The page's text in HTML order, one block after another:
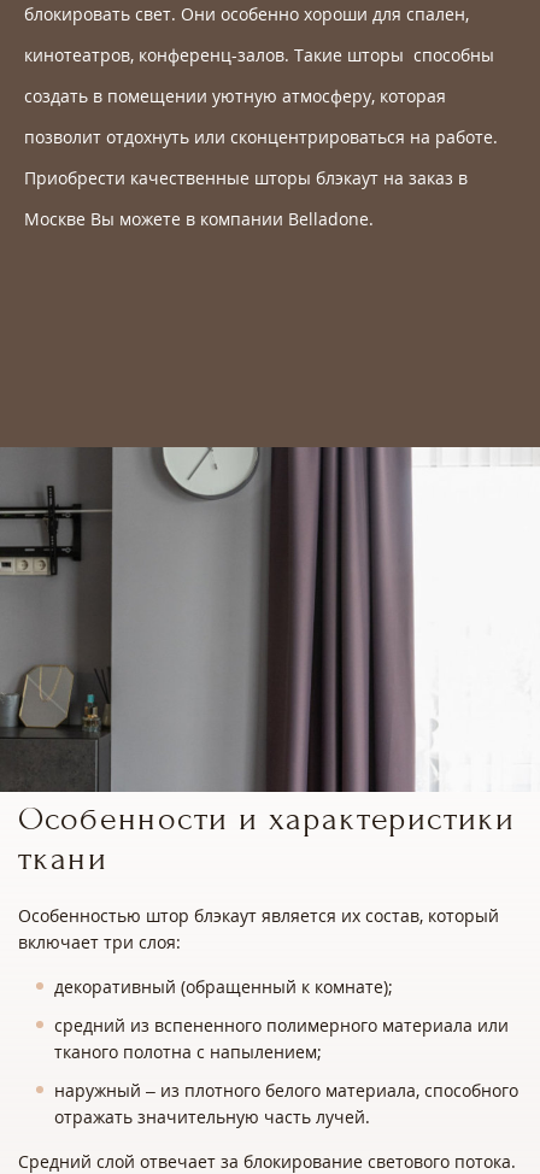
блокировать свет. Они особенно хороши для спален,
кинотеатров, конференц-залов. Такие шторы способны
создать в помещении уютную атмосферу, которая
позволит отдохнуть или сконцентрироваться на работе.
Приобрести качественные шторы блэкаут на заказ в
Москве Вы можете в компании Belladone.
Особенности и характеристики
ткани
Особенностью штор блэкаут является их состав, который
включает три слоя:
декоративный (обращенный к комнате);
средний из вспененного полимерного материала или
тканого полотна с напылением;
наружный – из плотного белого материала, способного
отражать значительную часть лучей.
Средний слой отвечает за блокирование светового потока.